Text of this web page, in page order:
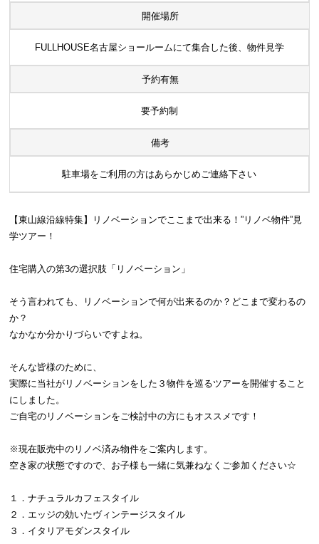
開催場所
FULLHOUSE名古屋ショールームにて集合した後、物件見学
予約有無
要予約制
備考
駐車場をご利用の方はあらかじめご連絡下さい
【東山線沿線特集】リノベーションでここまで出来る！”リノベ物件”見
学ツアー！
住宅購入の第3の選択肢「リノベーション」
そう言われても、リノベーションで何が出来るのか？どこまで変わるの
か？
なかなか分かりづらいですよね。
そんな皆様のために、
実際に当社がリノベーションをした３物件を巡るツアーを開催すること
にしました。
ご自宅のリノベーションをご検討中の方にもオススメです！
※現在販売中のリノベ済み物件をご案内します。
空き家の状態ですので、お子様も一緒に気兼ねなくご参加ください☆
１．ナチュラルカフェスタイル
２．エッジの効いたヴィンテージスタイル
３．イタリアモダンスタイル